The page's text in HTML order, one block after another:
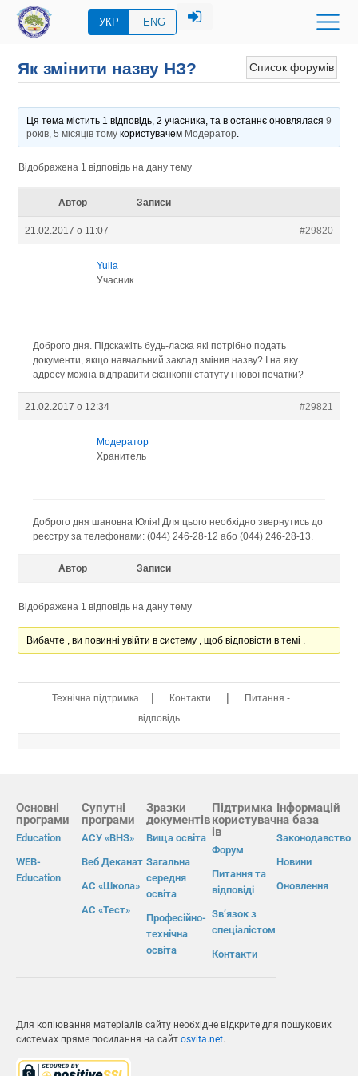
УКР ENG
Список форумів
Як змінити назву НЗ?
Ця тема містить 1 відповідь, 2 учасника, та в останнє оновлялася 9
років, 5 місяців томукористувачем Модератор.
Відображена 1 відповідь на дану тему
Автор Записи
21.02.2017 о 11:07 #29820
Yulia_
Учасник
Доброго дня. Підскажіть будь-ласка які потрібно подать
документи, якщо навчальний заклад змінив назву? І на яку
адресу можна відправити сканкопії статуту і нової печатки?
21.02.2017 о 12:34 #29821
Модератор
Хранитель
Доброго дня шановна Юлія! Для цього необхідно звернутись до
реєстру за телефонами: (044) 246-28-12 або (044) 246-28-13.
Автор Записи
Відображена 1 відповідь на дану тему
Вибачте , ви повинні увійти в систему , щоб відповісти в темі .
Технічна підтримка | Контакти |
Питання -
відповідь
Основні
програми
Education
WEB-
Education
Супутні
програми
АСУ «ВНЗ»
Веб Деканат
АС «Школа»
АС «Тест»
Зразки
документів
Вища освіта
Загальна
середня
освіта
Професійно-
технічна
освіта
Підтримка
користувач
ів
Форум
Питання та
відповіді
Зв’язок з
спеціалістом
Контакти
Інформацій
на база
Законодавство
Новини
Оновлення
Для копіювання матеріалів сайту необхідне відкрите для пошукових
системах пряме посилання на сайт osvita.net.